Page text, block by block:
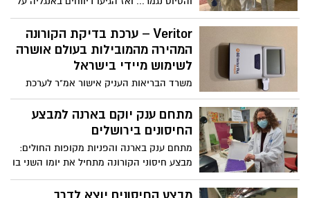
מוטציה חדשה והבהלה חזרה
Veritor – ערכת בדיקת הקורונה
המהירה מהמובילות בעולם אושרה
לשימוש מיידי בישראל
משרד הבריאות העניק אישור אמ"ר לערכת
הבדיקה המהירה של ענקית הטכנולוגיה
הרפואית העולמית בקטון דיקינסון - BD צפי
שמאושרת אחרי הסופיה
מתחם ענק יוקם בארנה למבצע
החיסונים בירושלים
מתחם ענק בארנה והפניות מקופות החולים:
מבצע חיסוני הקורונה מתחיל את יומו השני בו
יחלו להתחסן גם בני ה-60 ומעלה במקביל
לצוותים הרפואיים. ראש העיר ירושלים, משה